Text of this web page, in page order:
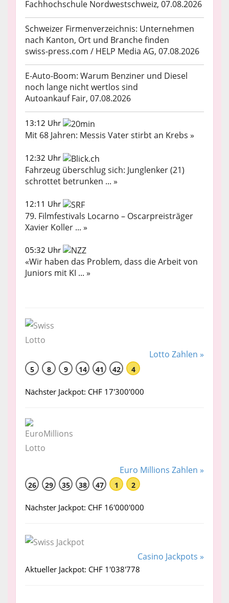
Fachhochschule Nordwestschweiz, 07.08.2026
Schweizer Firmenverzeichnis: Unternehmen
nach Kanton, Ort und Branche finden
swiss-press.com / HELP Media AG, 07.08.2026
E-Auto-Boom: Warum Benziner und Diesel
noch lange nicht wertlos sind
Autoankauf Fair, 07.08.2026
13:12 Uhr
Mit 68 Jahren: Messis Vater stirbt an Krebs »
12:32 Uhr
Fahrzeug überschlug sich: Junglenker (21)
schrottet betrunken ... »
12:11 Uhr
79. Filmfestivals Locarno – Oscarpreisträger
Xavier Koller ... »
05:32 Uhr
«Wir haben das Problem, dass die Arbeit von
Juniors mit KI ... »
Lotto Zahlen »
5 8 9 14 41 42 4
Nächster Jackpot: CHF 17'300'000
Euro Millions Zahlen »
26 29 35 38 47 1 2
Nächster Jackpot: CHF 16'000'000
Casino Jackpots »
Aktueller Jackpot: CHF 1'038'778